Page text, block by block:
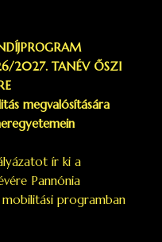
2027. TANÉV ŐSZI
megvalósítására
ír ki a
Pannónia
programban